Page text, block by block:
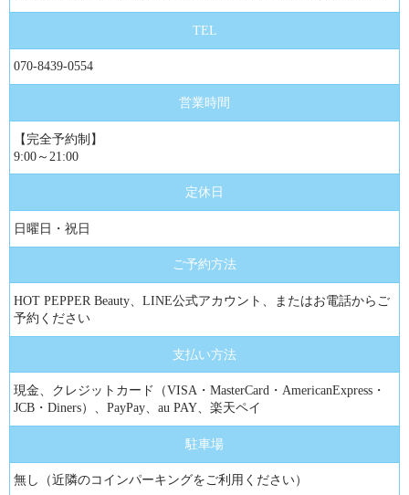
TEL
070-8439-0554
営業時間
【完全予約制】
9:00～21:00
定休日
日曜日・祝日
ご予約方法
HOT PEPPER Beauty、LINE公式アカウント、またはお電話からご
予約ください
支払い方法
現金、クレジットカード（VISA・MasterCard・AmericanExpress・
JCB・Diners）、PayPay、au PAY、楽天ペイ
駐車場
無し（近隣のコインパーキングをご利用ください）